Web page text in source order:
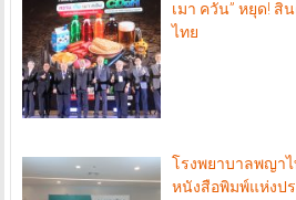
เมา ควัน” หยุด!
ไทย
โรงพยาบาลพญา
หนังสือพิมพ์แห่งป